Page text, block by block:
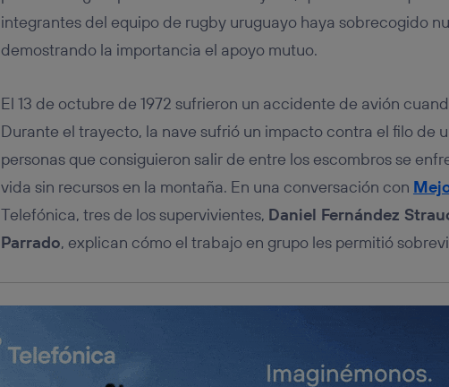
integrantes del equipo de rugby uruguayo haya sobrecogido
demostrando la importancia el apoyo mutuo.
El 13 de octubre de 1972 sufrieron un accidente de avión
Durante el trayecto, la nave sufrió un impacto contra el filo de
personas que consiguieron salir de entre los escombros se
vida sin recursos en la montaña. En una conversación con
Telefónica, tres de los supervivientes, Daniel Fernández
Parrado, explican cómo el trabajo en grupo les permitió
conecte su dispositivo y consienta el uso de la tecnología
Típicamente:
Si utilizas unaconexión de banda ancha
hayan dado su consentimiento.
únicamente en la navegación del usuario del móvil.
Puedes gestionar los consentimientos Utiq seleccionando
inferior de esta página web o visitando el
portal de
Para más información, consulta la política de privacidad